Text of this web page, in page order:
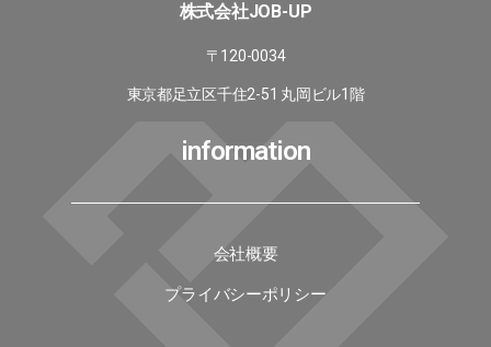
株式会社JOB-UP
〒120-0034
東京都足立区千住2-51 丸岡ビル1階
information
会社概要
プライバシーポリシー